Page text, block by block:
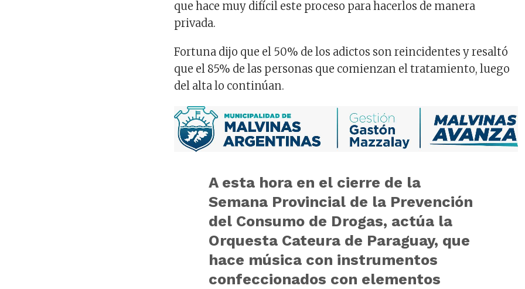
que hace muy difícil este proceso para hacerlos de manera
privada.
Fortuna dijo que el 50% de los adictos son reincidentes y resaltó
que el 85% de las personas que comienzan el tratamiento, luego
del alta lo continúan.
A esta hora en el cierre de la
Semana Provincial de la Prevención
del Consumo de Drogas, actúa la
Orquesta Cateura de Paraguay, que
hace música con instrumentos
confeccionados con elementos